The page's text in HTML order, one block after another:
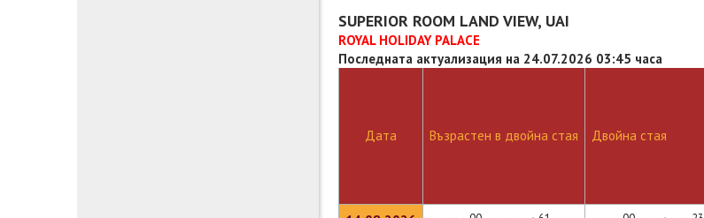
SUPERIOR ROOM LAND VIEW, UAI
ROYAL HOLIDAY PALACE
Последната актуализация на 24.07.2026 03:45 часа
Дата Възрастен в двойна стая Двойна стая